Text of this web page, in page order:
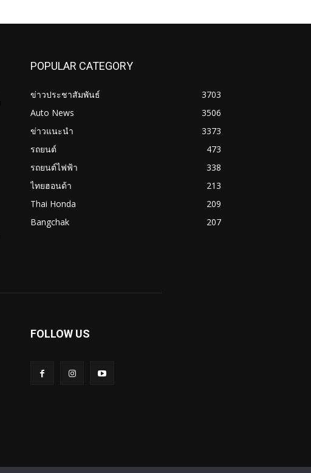
POPULAR CATEGORY
ข่าวประชาสัมพันธ์
3703
Auto News
3506
ข่าวแนะนำ
3373
รถยนต์
473
รถยนต์ไฟฟ้า
338
ไทยฮอนด้า
213
Thai Honda
209
Bangchak
207
FOLLOW US